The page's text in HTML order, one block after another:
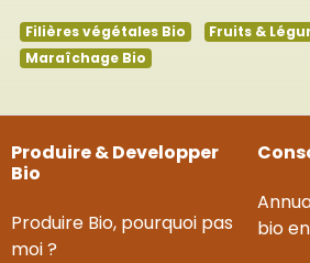
Filières végétales Bio
Fruits &
Maraîchage Bio
Produire & Developper
Bio
Produire Bio, pourquoi pas
moi ?
bio